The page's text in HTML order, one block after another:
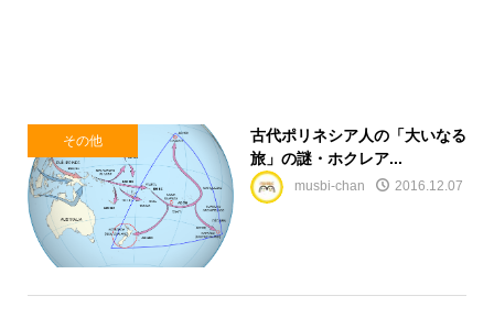
その他
古代ポリネシア人の「大いなる
旅」の謎・ホクレア...
musbi-chan 2016.12.07